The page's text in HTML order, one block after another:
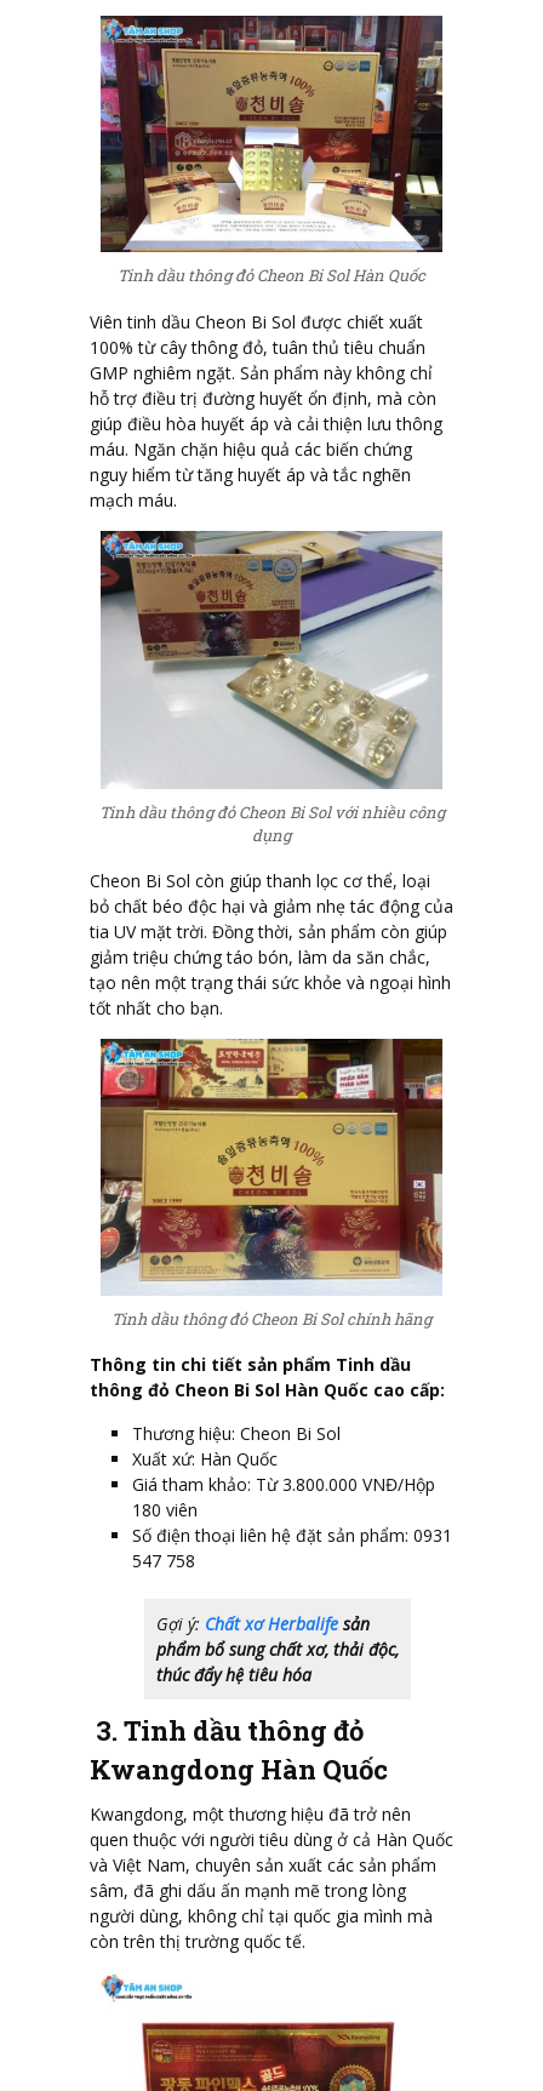
Tinh dầu thông đỏ Cheon Bi Sol Hàn Quốc
Viên tinh dầu Cheon Bi Sol được chiết xuất
100% từ cây thông đỏ, tuân thủ tiêu chuẩn
GMP nghiêm ngặt. Sản phẩm này không chỉ
hỗ trợ điều trị đường huyết ổn định, mà còn
giúp điều hòa huyết áp và cải thiện lưu thông
máu. Ngăn chặn hiệu quả các biến chứng
nguy hiểm từ tăng huyết áp và tắc nghẽn
mạch máu.
Tinh dầu thông đỏ Cheon Bi Sol với nhiều công
dụng
Cheon Bi Sol còn giúp thanh lọc cơ thể, loại
bỏ chất béo độc hại và giảm nhẹ tác động của
tia UV mặt trời. Đồng thời, sản phẩm còn giúp
giảm triệu chứng táo bón, làm da săn chắc,
tạo nên một trạng thái sức khỏe và ngoại hình
tốt nhất cho bạn.
Tinh dầu thông đỏ Cheon Bi Sol chính hãng
Thông tin chi tiết sản phẩm Tinh dầu
thông đỏ Cheon Bi Sol Hàn Quốc cao cấp:
Thương hiệu: Cheon Bi Sol
Xuất xứ: Hàn Quốc
Giá tham khảo: Từ 3.800.000 VNĐ/Hộp
180 viên
Số điện thoại liên hệ đặt sản phẩm: 0931
547 758
Gợi ý: Chất xơ Herbalife sản
phẩm bổ sung chất xơ, thải độc,
thúc đẩy hệ tiêu hóa
3. Tinh dầu thông đỏ
Kwangdong Hàn Quốc
Kwangdong, một thương hiệu đã trở nên
quen thuộc với người tiêu dùng ở cả Hàn Quốc
và Việt Nam, chuyên sản xuất các sản phẩm
sâm, đã ghi dấu ấn mạnh mẽ trong lòng
người dùng, không chỉ tại quốc gia mình mà
còn trên thị trường quốc tế.